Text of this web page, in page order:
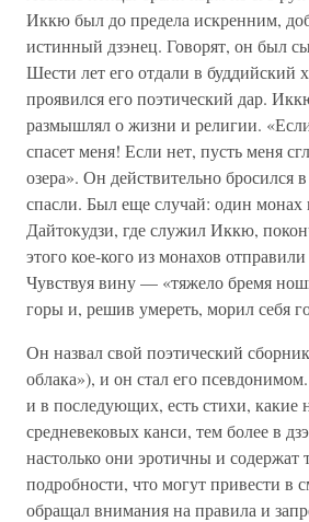
Иккю был до предела искренним,
истинный дзэнец. Говорят, он был
Шести лет его отдали в буддийский
проявился его поэтический дар.
размышлял о жизни и религии.
спасет меня! Если нет, пусть меня
озера». Он действительно бросился
спасли. Был еще случай: один монах
Дайтокудзи, где служил Иккю,
этого кое-кого из монахов
Чувствуя вину — «тяжело бремя
горы и, решив умереть, морил себя
Он назвал свой поэтический
облака»), и он стал его
и в последующих, есть стихи, какие
средневековых канси, тем более в
настолько они эротичны и
подробности, что могут привести
обращал внимания на правила и